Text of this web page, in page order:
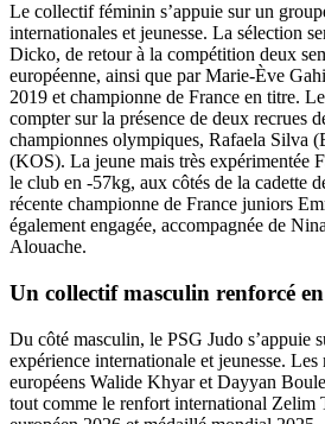
Le collectif féminin s’appuie sur un
internationales et jeunesse. La sélection
Dicko, de retour à la compétition deux
européenne, ainsi que par Marie-Ève
2019 et championne de France en titre.
compter sur la présence de deux recrues
championnes olympiques, Rafaela Silva
(KOS). La jeune mais très expérimentée
le club en -57kg, aux côtés de la cadette
récente championne de France juniors
également engagée, accompagnée de
Alouache.
Un collectif masculin renforcé
Du côté masculin, le PSG Judo s’appuie
expérience internationale et jeunesse. Les
européens Walide Khyar et Dayyan
tout comme le renfort international